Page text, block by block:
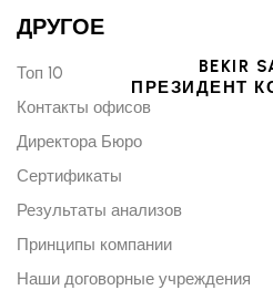
BEKIR
ПРЕЗИДЕНТ
ДРУГОЕ
Топ 10
Контакты офисов
Директора Бюро
Сертификаты
Результаты анализов
Принципы компании
Наши договорные учреждения